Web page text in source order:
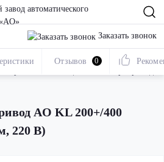
Заказать звонок
окон
AO KL 200+/400
220 В)
Отзывов 0